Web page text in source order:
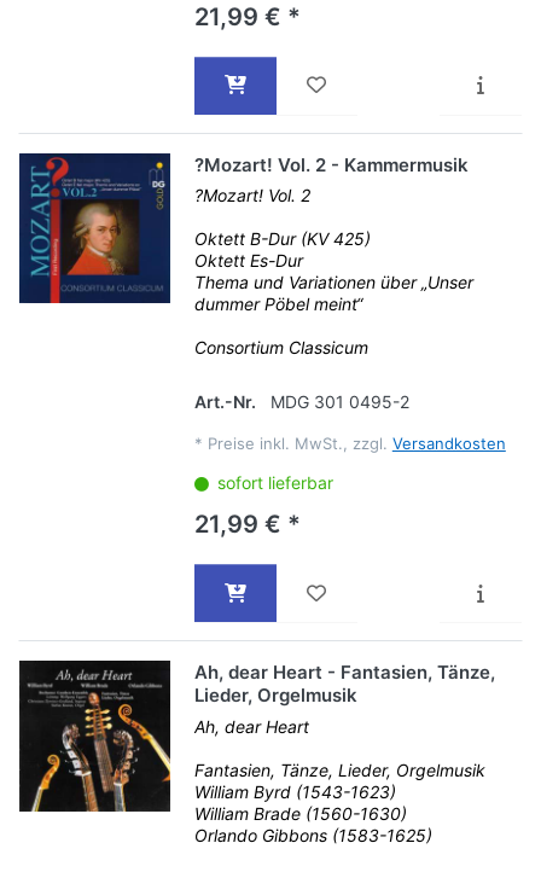
21,99 € *
?Mozart! Vol. 2 - Kammermusik
?Mozart! Vol. 2
Oktett B-Dur (KV 425)
Oktett Es-Dur
Thema und Variationen über „Unser
dummer Pöbel meint“
Consortium Classicum
Art.-Nr. MDG 301 0495-2
* Preise inkl. MwSt., zzgl. Versandkosten
sofort lieferbar
21,99 € *
Ah, dear Heart - Fantasien, Tänze,
Lieder, Orgelmusik
Ah, dear Heart
Fantasien, Tänze, Lieder, Orgelmusik
William Byrd (1543-1623)
William Brade (1560-1630)
Orlando Gibbons (1583-1625)